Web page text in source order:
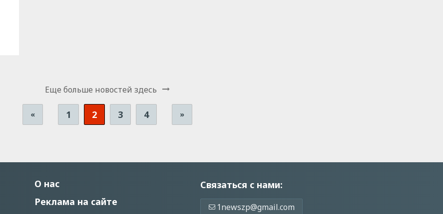
Еще больше новостей здесь
« 1 2 3 4 »
О нас
Реклама на сайте
Связаться с нами:
1newszp@gmail.com